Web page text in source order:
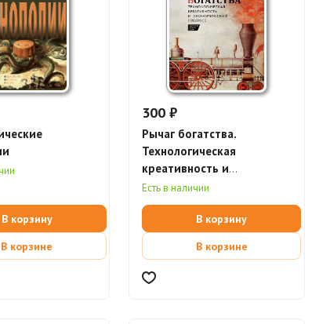
В корзину
В корзине
300 ₽
Рычаг богатства.
Технологическая
креативность и
экономический прогресс
(электронная книга)
Есть в наличии
В корзину
В корзине